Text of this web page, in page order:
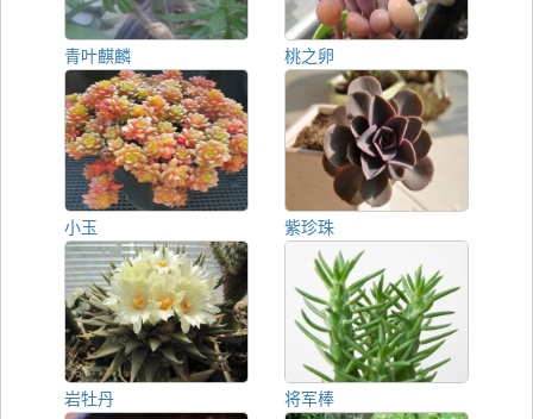
青叶麒麟 桃之卵
小玉 紫珍珠
岩牡丹 将军棒